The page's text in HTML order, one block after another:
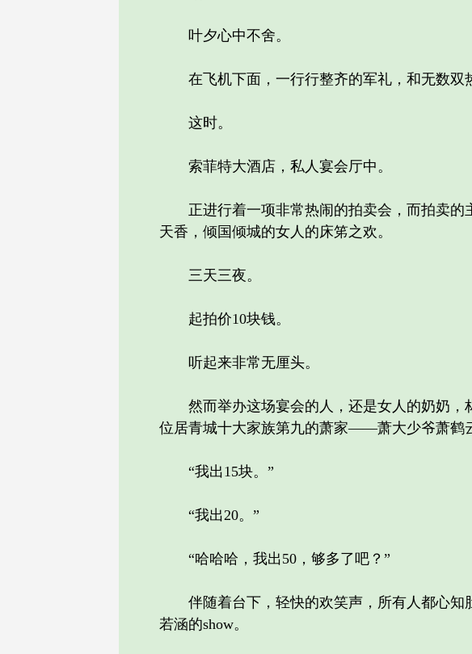
叶夕心中不舍。
在飞机下面，一行行整齐的军礼，和无数双
这时。
索菲特大酒店，私人宴会厅中。
正进行着一项非常热闹的拍卖会，而拍卖的
天香，倾国倾城的女人的床笫之欢。
三天三夜。
起拍价10块钱。
听起来非常无厘头。
然而举办这场宴会的人，还是女人的奶奶，
位居青城十大家族第九的萧家——萧大少爷萧鹤
“我出15块。”
“我出20。”
“哈哈哈，我出50，够多了吧？”
伴随着台下，轻快的欢笑声，所有人都心知
若涵的show。